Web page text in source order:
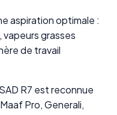
aspiration optimale :
grasses
de travail
R7 est reconnue
Pro, Generali,